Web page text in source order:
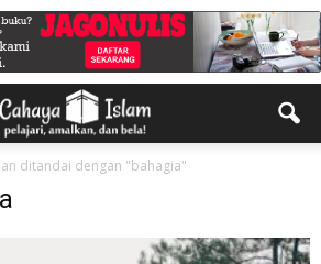
ditandai dengan "bahagia"